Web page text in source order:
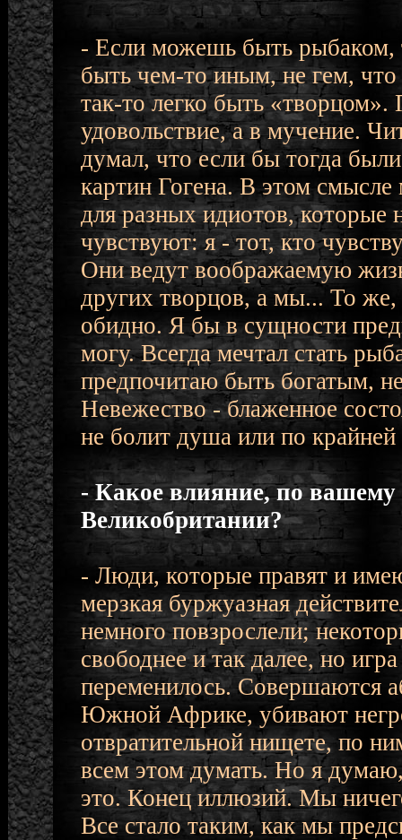
- Если можешь быть
быть чем-то иным, не гем,
так-то легко быть «творцом».
удовольствие, а в мучение.
думал, что если бы тогда
картин Гогена. В этом
для разных идиотов, которые
чувствуют: я - тот, кто
Они ведут воображаемую
других творцов, а мы... То
обидно. Я бы в сущности
могу. Всегда мечтал стать
предпочитаю быть богатым,
Невежество - блаженное
не болит душа или по
- Какое влияние, по
Великобритании?
- Люди, которые правят и
мерзкая буржуазная
немного повзрослели;
свободнее и так далее, но
переменилось. Совершаются
Южной Африке, убивают
отвратительной нищете, по
всем этом думать. Но я
это. Конец иллюзий. Мы
Все стало таким, как мы